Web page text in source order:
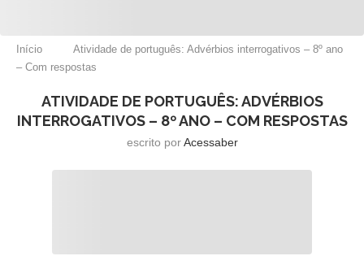
Início
Atividade de português: Advérbios interrogativos – 8º ano
– Com respostas
ATIVIDADE DE PORTUGUÊS: ADVÉRBIOS
INTERROGATIVOS – 8º ANO – COM RESPOSTAS
escrito porAcessaber